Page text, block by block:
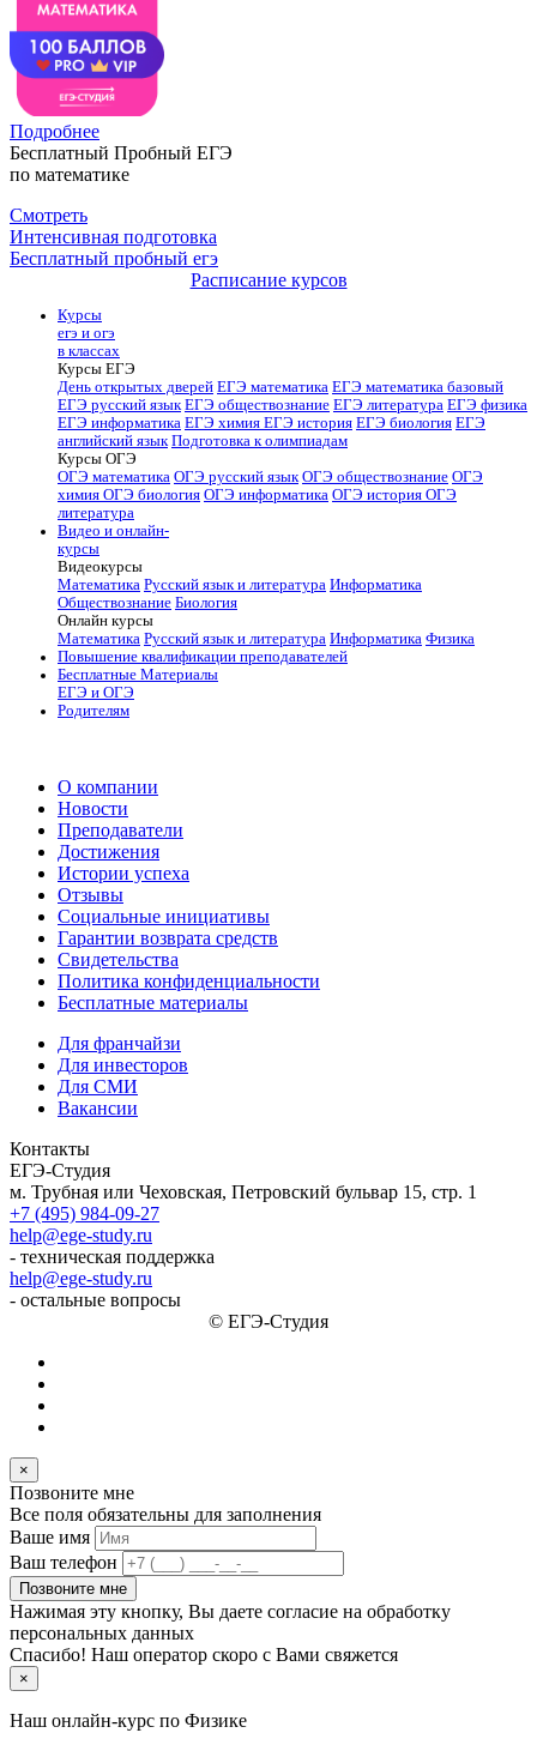
Подробнее
Бесплатный Пробный ЕГЭ
по математике
Смотреть
Интенсивная подготовка
Бесплатный пробный егэ
Расписание курсов
Курсы
егэ и огэ
в классах
Курсы ЕГЭ
День открытых дверей ЕГЭ математика ЕГЭ математика базовый
ЕГЭ русский язык ЕГЭ обществознание ЕГЭ литература ЕГЭ физика
ЕГЭ информатика ЕГЭ химия ЕГЭ история ЕГЭ биология ЕГЭ
английский язык Подготовка к олимпиадам
Курсы ОГЭ
ОГЭ математика ОГЭ русский язык ОГЭ обществознание ОГЭ
химия ОГЭ биология ОГЭ информатика ОГЭ история ОГЭ
литература
Видео и онлайн-
курсы
Видеокурсы
Математика Русский язык и литература Информатика
Обществознание Биология
Онлайн курсы
Математика Русский язык и литература Информатика Физика
Повышение квалификации преподавателей
Бесплатные Материалы
ЕГЭ и ОГЭ
Родителям
О компании
Новости
Преподаватели
Достижения
Истории успеха
Отзывы
Социальные инициативы
Гарантии возврата средств
Свидетельства
Политика конфиденциальности
Бесплатные материалы
Для франчайзи
Для инвесторов
Для СМИ
Вакансии
Контакты
ЕГЭ-Студия
м. Трубная или Чеховская, Петровский бульвар 15, стр. 1
+7 (495) 984-09-27
help@ege-study.ru
- техническая поддержка
help@ege-study.ru
- остальные вопросы
© ЕГЭ-Студия
×
Позвоните мне
Все поля обязательны для заполнения
Ваше имя
Ваш телефон
Позвоните мне
Нажимая эту кнопку, Вы даете согласие на обработку
персональных данных
Спасибо! Наш оператор скоро с Вами свяжется
×
Наш онлайн-курс по Физике